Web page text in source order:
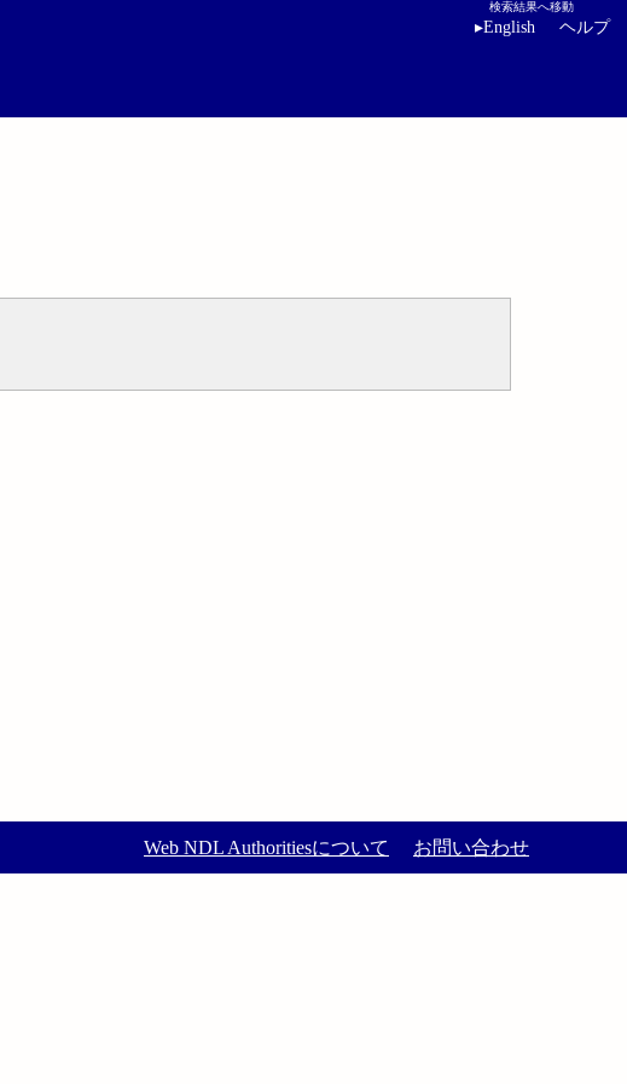
検索結果へ移動
▸English ヘルプ
Web NDL Authoritiesについて お問い合わせ